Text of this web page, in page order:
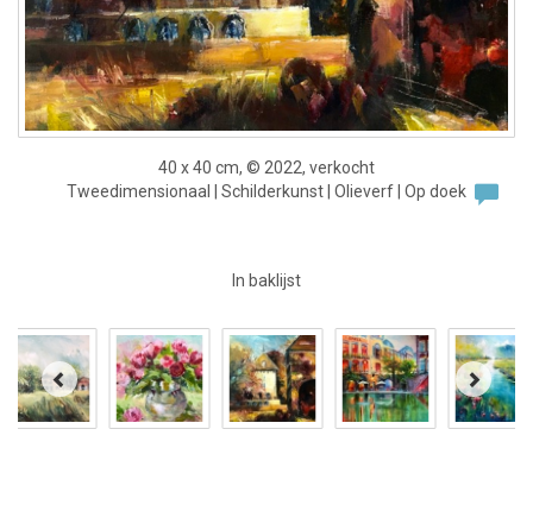
40 x 40 cm, © 2022, verkocht
Tweedimensionaal | Schilderkunst | Olieverf | Op doek
In baklijst